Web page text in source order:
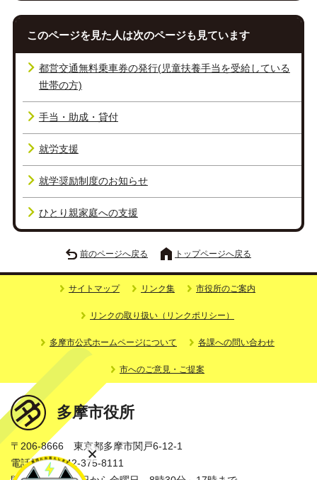
このページを見た人は次のページも見ています
都営交通無料乗車券の発行(児童扶養手当を受給している
世帯の方)
手当・助成・貸付
就労支援
就学奨励制度のお知らせ
ひとり親家庭への支援
前のページへ戻る トップページへ戻る
サイトマップ リンク集 市役所のご案内
リンクの取り扱い（リンクポリシー）
多摩市公式ホームページについて 各課への問い合わせ
市へのご意見・ご提案
多摩市役所
〒206-8666 東京都多摩市関戸6-12-1
電話番号：042-375-8111